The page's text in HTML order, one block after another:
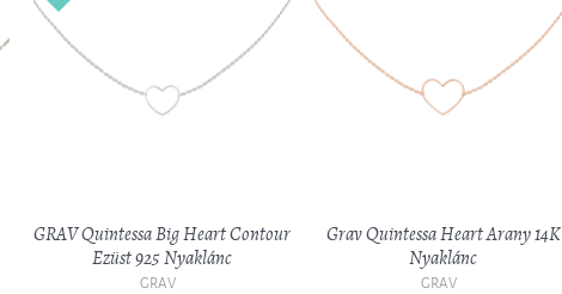
GRAV Quintessa Big Heart Contour
Ezüst 925 Nyaklánc
GRAV
Grav Quintessa Heart Arany 14K
Nyaklánc
GRAV